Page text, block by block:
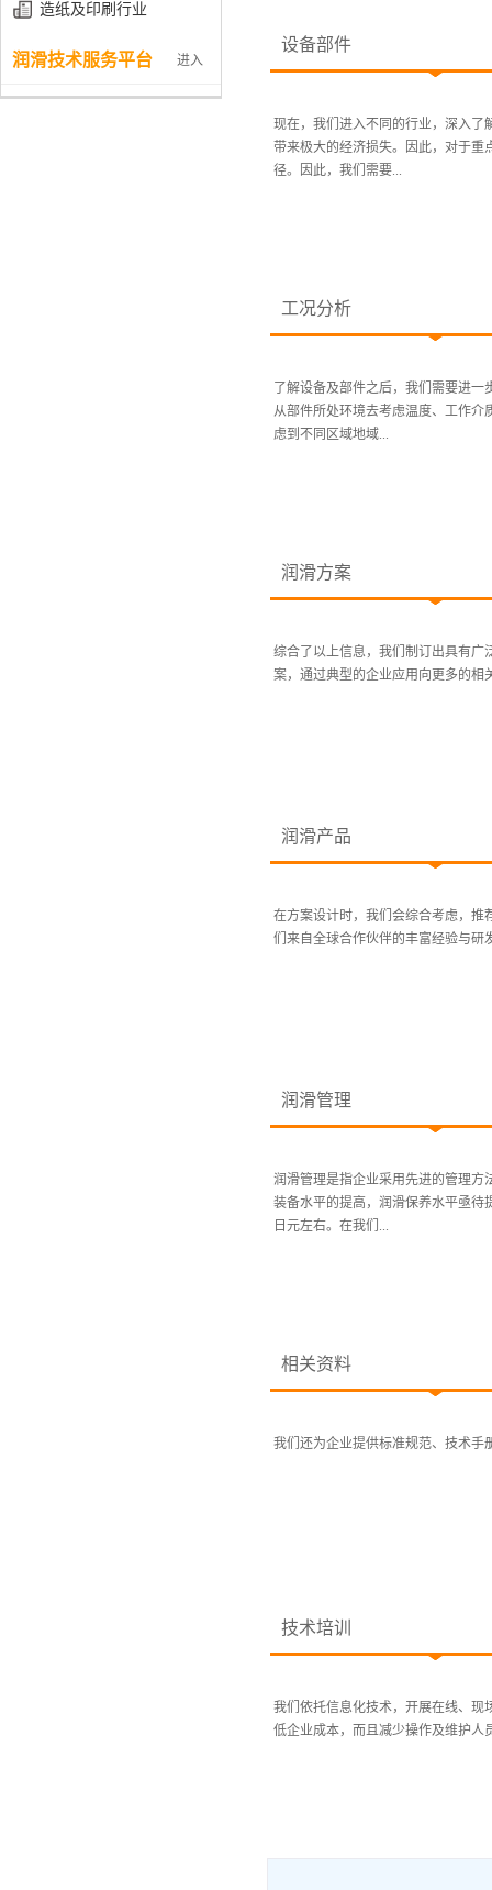
造纸及印刷行业
进入
润滑技术服务平台
设备部件
现在，我们进入不同的行业，深入了
带来极大的经济损失。因此，对于
径。因此，我们需要...
工况分析
了解设备及部件之后，我们需要进
从部件所处环境去考虑温度、工作
虑到不同区域地域...
润滑方案
综合了以上信息，我们制订出具有广
案，通过典型的企业应用向更多的相
润滑产品
在方案设计时，我们会综合考虑，推
们来自全球合作伙伴的丰富经验与研
润滑管理
润滑管理是指企业采用先进的管理方
装备水平的提高，润滑保养水平亟待
日元左右。在我们...
相关资料
我们还为企业提供标准规范、技术手
技术培训
我们依托信息化技术，开展在线、现
低企业成本，而且减少操作及维护人